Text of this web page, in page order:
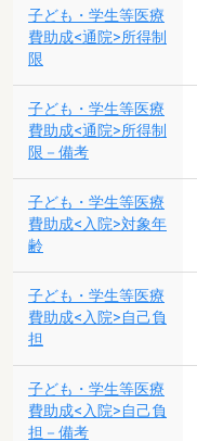
子ども・学生等医療
費助成<通院>所得制
限
子ども・学生等医療
費助成<通院>所得制
限－備考
子ども・学生等医療
費助成<入院>対象年
齢
子ども・学生等医療
費助成<入院>自己負
担
子ども・学生等医療
費助成<入院>自己負
担－備考